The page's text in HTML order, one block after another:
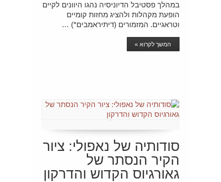
במהלך פסטיבל הדיוניסיה נהגו היוונים לקיים
הופעת מקהלות ולהציג מחזות קומיים
וטראגיים. המזמורים (דיתיראמבים*) …
המשך לקרוא »
סודותיה של נאפולי: ציור
הקיר הנסתר של
גאורגיוס הקדוש והדרקון